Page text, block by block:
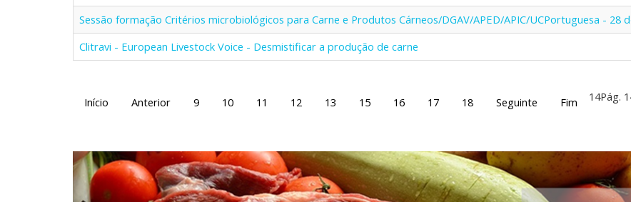
Sessão formação Critérios microbiológicos para Carne e Produtos Cárneos/DGAV/APED/APIC/UCPortuguesa - 28
Clitravi - European Livestock Voice - Desmistificar a produção de carne
Pág.
Início Anterior 9 10 11 12 13 14
15 16 17 18 Seguinte Fim